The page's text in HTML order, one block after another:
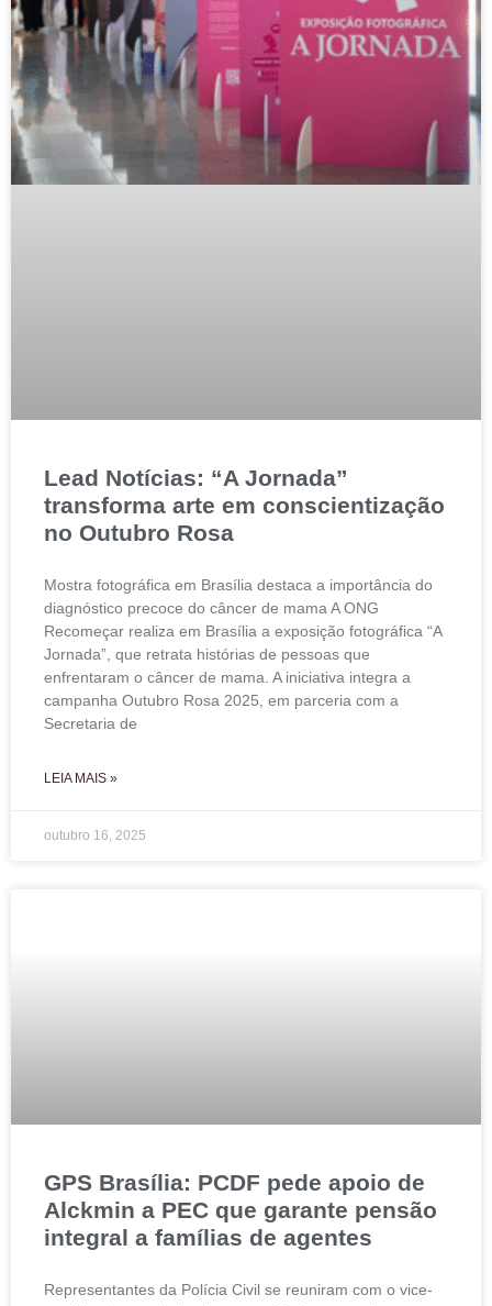
Lead Notícias: “A Jornada”
transforma arte em conscientização
no Outubro Rosa
Mostra fotográfica em Brasília destaca a importância do
diagnóstico precoce do câncer de mama A ONG
Recomeçar realiza em Brasília a exposição fotográfica “A
Jornada”, que retrata histórias de pessoas que
enfrentaram o câncer de mama. A iniciativa integra a
campanha Outubro Rosa 2025, em parceria com a
Secretaria de
LEIA MAIS »
outubro 16, 2025
GPS Brasília: PCDF pede apoio de
Alckmin a PEC que garante pensão
integral a famílias de agentes
Representantes da Polícia Civil se reuniram com o vice-